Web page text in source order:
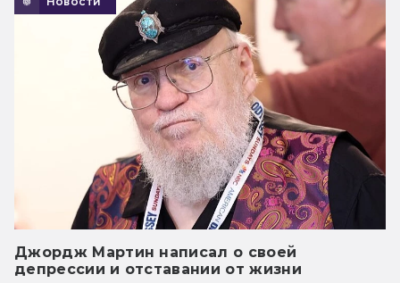
Джордж Мартин написал о своей
депрессии и отставании от жизни